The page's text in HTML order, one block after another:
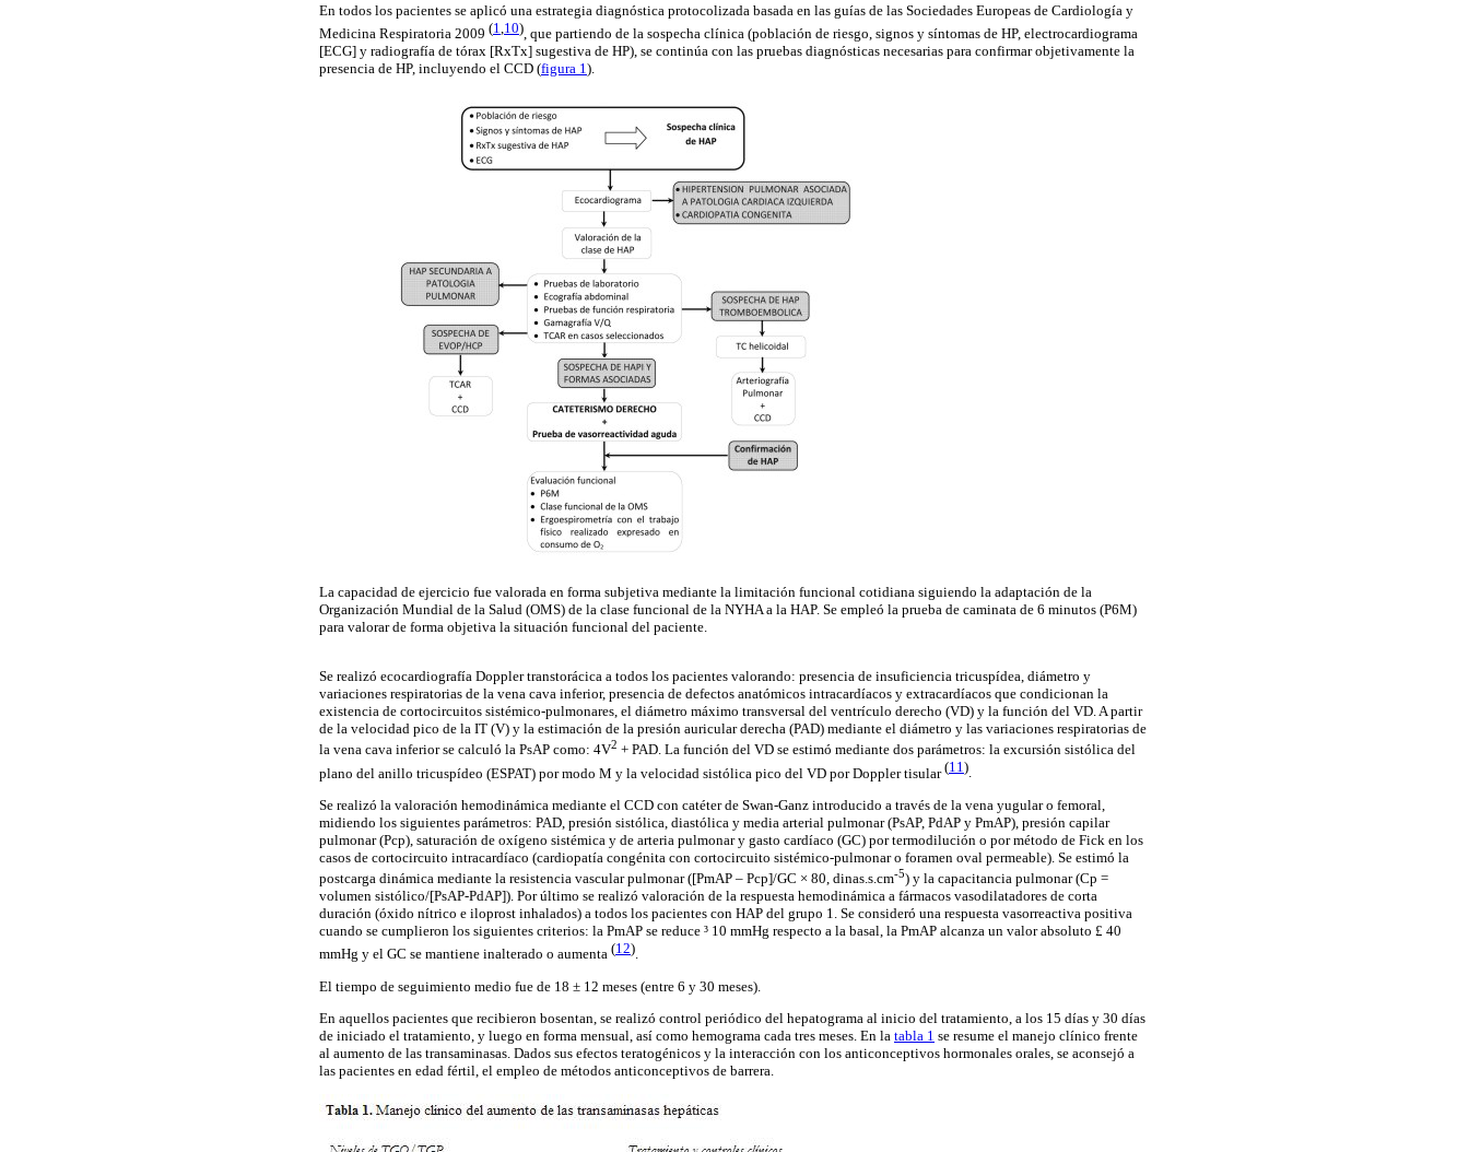
En todos los pacientes se aplicó una estrategia diagnóstica protocolizada basada en las guías de las Sociedades Europeas de Cardiología y
Medicina Respiratoria 2009 (1 10), que partiendo de la sospecha clínica (población de riesgo, signos y síntomas de HP, electrocardiograma
[ECG] y radiografía de tórax [RxTx] sugestiva de HP), se continúa con las pruebas diagnósticas necesarias para confirmar objetivamente la
presencia de HP, incluyendo el CCD (figura 1).
La capacidad de ejercicio fue valorada en forma subjetiva mediante la limitación funcional cotidiana siguiendo la adaptación de la
Organización Mundial de la Salud (OMS) de la clase funcional de la NYHA a la HAP. Se empleó la prueba de caminata de 6 minutos (P6M)
para valorar de forma objetiva la situación funcional del paciente.
Se realizó ecocardiografía Doppler transtorácica a todos los pacientes valorando: presencia de insuficiencia tricuspídea, diámetro y
variaciones respiratorias de la vena cava inferior, presencia de defectos anatómicos intracardíacos y extracardíacos que condicionan la
existencia de cortocircuitos sistémico-pulmonares, el diámetro máximo transversal del ventrículo derecho (VD) y la función del VD. A partir
de la velocidad pico de la IT (V) y la estimación de la presión auricular derecha (PAD) mediante el diámetro y las variaciones respiratorias de
la vena cava inferior se calculó la PsAP como: 4V2 + PAD. La función del VD se estimó mediante dos parámetros: la excursión sistólica del
plano del anillo tricuspídeo (ESPAT) por modo M y la velocidad sistólica pico del VD por Doppler tisular(11).
Se realizó la valoración hemodinámica mediante el CCD con catéter de Swan-Ganz introducido a través de la vena yugular o femoral,
midiendo los siguientes parámetros: PAD, presión sistólica, diastólica y media arterial pulmonar (PsAP, PdAP y PmAP), presión capilar
pulmonar (Pcp), saturación de oxígeno sistémica y de arteria pulmonar y gasto cardíaco (GC) por termodilución o por método de Fick en los
casos de cortocircuito intracardíaco (cardiopatía congénita con cortocircuito sistémico-pulmonar o foramen oval permeable). Se estimó la
postcarga dinámica mediante la resistencia vascular pulmonar ([PmAP – Pcp]/GC × 80, dinas.s.cm-5) y la capacitancia pulmonar (Cp =
volumen sistólico/[PsAP-PdAP]). Por último se realizó valoración de la respuesta hemodinámica a fármacos vasodilatadores de corta
duración (óxido nítrico e iloprost inhalados) a todos los pacientes con HAP del grupo 1. Se consideró una respuesta vasorreactiva positiva
cuando se cumplieron los siguientes criterios: la PmAP se reduce ³ 10 mmHg respecto a la basal, la PmAP alcanza un valor absoluto £ 40
mmHg y el GC se mantiene inalterado o aumenta (12).
El tiempo de seguimiento medio fue de 18 ± 12 meses (entre 6 y 30 meses).
En aquellos pacientes que recibieron bosentan, se realizó control periódico del hepatograma al inicio del tratamiento, a los 15 días y 30 días
de iniciado el tratamiento, y luego en forma mensual, así como hemograma cada tres meses. En la tabla 1 se resume el manejo clínico frente
al aumento de las transaminasas. Dados sus efectos teratogénicos y la interacción con los anticonceptivos hormonales orales, se aconsejó a
las pacientes en edad fértil, el empleo de métodos anticonceptivos de barrera.